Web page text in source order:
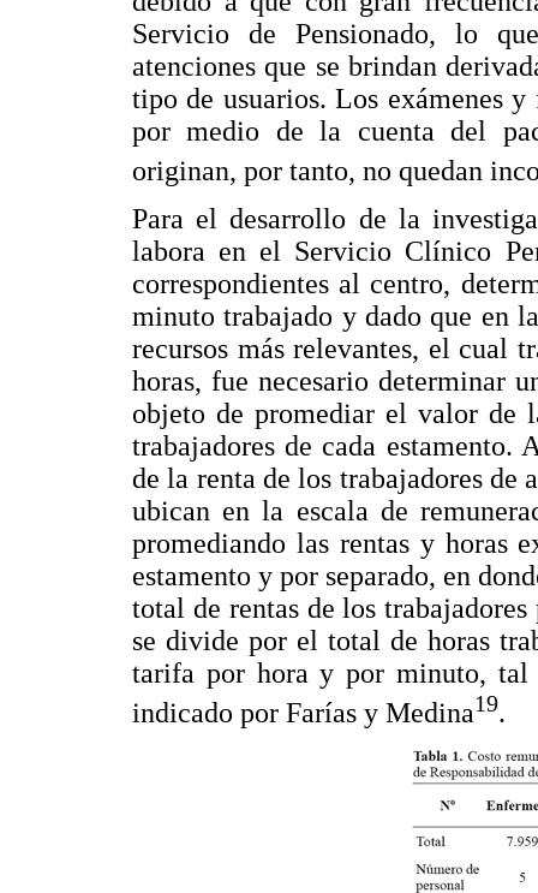
Servicio de Pensionado, lo
atenciones que se brindan
tipo de usuarios. Los exámenes
por medio de la cuenta del
originan, por tanto, no quedan
Para el desarrollo de la
labora en el Servicio Clínico
correspondientes al centro,
minuto trabajado y dado que en
recursos más relevantes, el cual
horas, fue necesario determinar
objeto de promediar el valor de
trabajadores de cada estamento.
de la renta de los trabajadores de
ubican en la escala de
promediando las rentas y horas
estamento y por separado, en
total de rentas de los
se divide por el total de horas
tarifa por hora y por minuto,
indicado por Farías y Medina19.